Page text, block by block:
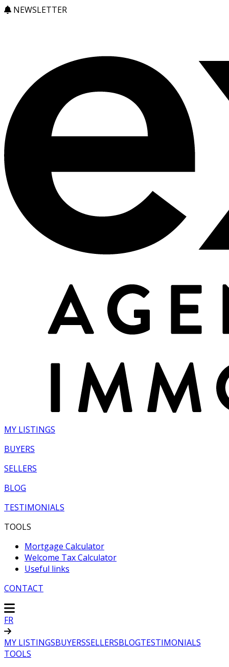
NEWSLETTER
MY LISTINGS
BUYERS
SELLERS
BLOG
TESTIMONIALS
TOOLS
Mortgage Calculator
Welcome Tax Calculator
Useful links
CONTACT
FR
MY LISTINGSBUYERSSELLERSBLOGTESTIMONIALS
TOOLS